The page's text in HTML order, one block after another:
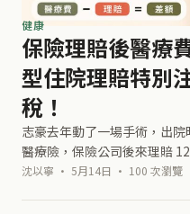
健康
保險理賠後醫療
型住院理賠特別
稅！
志豪去年動了一場手術，出
醫療險，保險公司後來理賠
小了一點，沒有想太多。 到
沈以寧 · 5月14日 · 100 次瀏覽